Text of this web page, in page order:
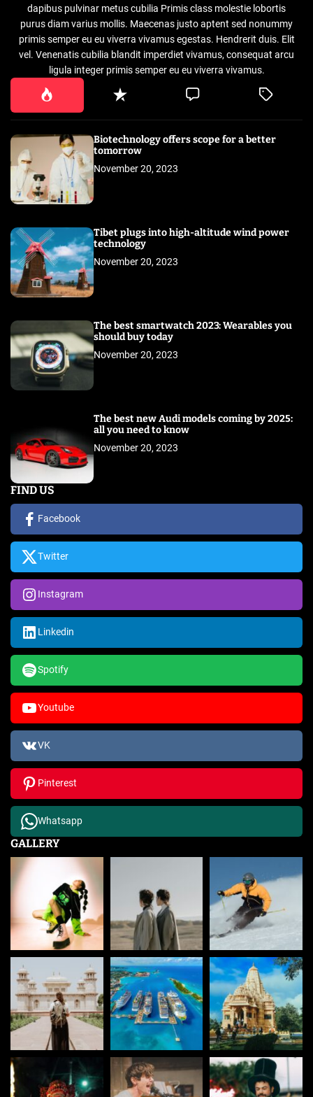
dapibus pulvinar metus cubilia Primis class molestie lobortis
purus diam varius mollis. Maecenas justo aptent sed nonummy
primis semper eu eu viverra vivamus egestas. Hendrerit duis. Elit
vel. Venenatis cubilia blandit imperdiet vivamus, consequat arcu
ligula integer primis semper eu eu viverra vivamus.
Biotechnology offers scope for a better
tomorrow
November 20, 2023
Tibet plugs into high-altitude wind power
technology
November 20, 2023
The best smartwatch 2023: Wearables you
should buy today
November 20, 2023
The best new Audi models coming by 2025:
all you need to know
November 20, 2023
FIND US
Facebook
Twitter
Instagram
Linkedin
Spotify
Youtube
VK
Pinterest
Whatsapp
GALLERY